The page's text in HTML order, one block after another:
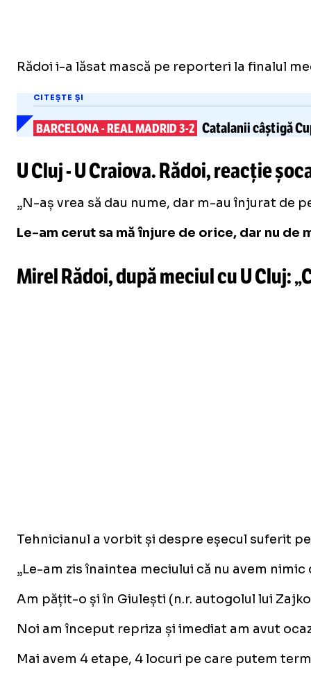
Rădoi i-a lăsat mască pe reporteri la finalul
CITEȘTE ȘI
BARCELONA-REAL MADRID 3-2 Catalanii câștigă
U Cluj - U Craiova. Rădoi, reacție
„N-aș vrea să dau nume, dar m-au înjurat de
Le-am cerut sa mă înjure de orice, dar nu
Mirel Rădoi, după meciul cu U Cluj:
Tehnicianul a vorbit și despre eșecul suferit
„Le-am zis înaintea meciului că nu avem
Am pățit-o și în Giulești (n.r. autogolul lui
Noi am început repriza și imediat am avut
Mai avem 4 etape, 4 locuri pe care putem